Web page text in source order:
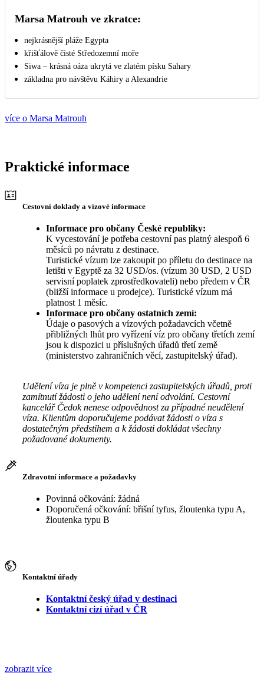
Marsa Matrouh ve zkratce:
nejkrásnější pláže Egypta
křišťálově čisté Středozemní moře
Siwa – krásná oáza ukrytá ve zlatém písku Sahary
základna pro návštěvu Káhiry a Alexandrie
více o Marsa Matrouh
Praktické informace
Cestovní doklady a vízové informace
Informace pro občany České republiky:
K vycestování je potřeba cestovní pas platný alespoň 6
měsíců po návratu z destinace.
Turistické vízum lze zakoupit po příletu do destinace na
letišti v Egyptě za 32 USD/os. (vízum 30 USD, 2 USD
servisní poplatek zprostředkovateli) nebo předem v ČR
(bližší informace u prodejce). Turistické vízum má
platnost 1 měsíc.
Informace pro občany ostatních zemí:
Údaje o pasových a vízových požadavcích včetně
přibližných lhůt pro vyřízení víz pro občany třetích zemí
jsou k dispozici u příslušných úřadů třetí země
(ministerstvo zahraničních věcí, zastupitelský úřad).
Udělení víza je plně v kompetenci zastupitelských úřadů, proti
zamítnutí žádosti o jeho udělení není odvolání. Cestovní
kancelář Čedok nenese odpovědnost za případné neudělení
víza. Klientům doporučujeme podávat žádosti o víza s
dostatečným předstihem a k žádosti dokládat všechny
požadované dokumenty.
Zdravotní informace a požadavky
Povinná očkování: žádná
Doporučená očkování: břišní tyfus, žloutenka typu A,
žloutenka typu B
Kontaktní úřady
Kontaktní český úřad v destinaci
Kontaktní cizí úřad v ČR
zobrazit více